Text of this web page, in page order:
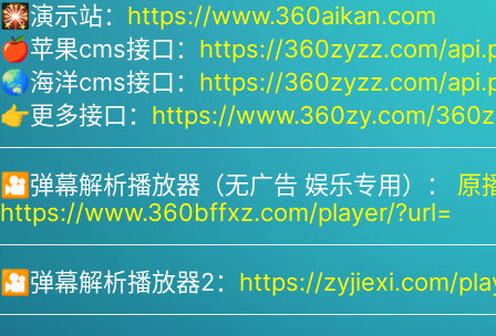
🎇演示站： https://www.360aikan.com
🍎苹果cms接口： https://360zyzz.com/
🌏海洋cms接口： https://360zyzz.com/
👉更多接口： https://www.360zy.com/
🎦弹幕解析播放器（无广告 娱乐专用）： 原
https://www.360bffxz.com/player/?url=
🎦弹幕解析播放器2： https://zyjiexi.com/